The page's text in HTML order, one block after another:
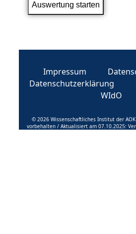
Impressum
Datenschutzerklärung
WIdO
© 2026 Wissenschaftliches Institut der AOK
vorbehalten / Aktualisiert am 07.10.2025: